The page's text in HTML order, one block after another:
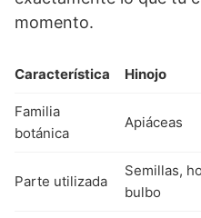
momento.
Característica Hinojo
Familia
botánica
Apiáceas
Parte utilizada
Semillas,
bulbo